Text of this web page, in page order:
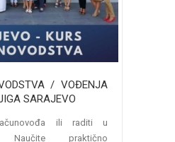
/ VOĐENJA
SARAJEVO
ili raditi u
Naučite praktično